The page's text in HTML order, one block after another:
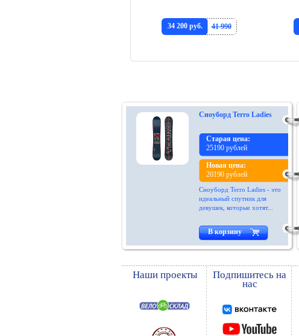
34 200 руб. 41 990
Сноуборд Terro Ladies
Старая цена:
25190 рублей
Новая цена:
20190 рублей
Сноуборд Terro Ladies - это
идеальный спутник для
девушек, которые хотят...
В корзину
Наши проекты Подпишитесь на
нас